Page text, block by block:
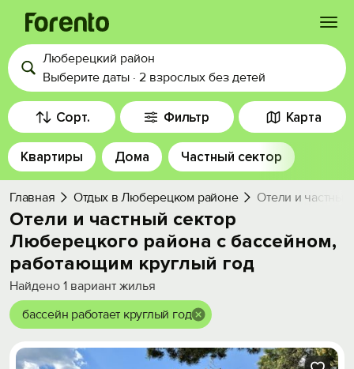
Войти
Избранное
История просмотра
Добавить свой объект
Люберецкий район
Выберите даты · 2 взрослых без детей
Сорт. Фильтр Карта
Квартиры Дома Частный сектор
Главная Отдых в Люберецком районе Отели и
Отели и частный сектор
Люберецкого района с бассейном,
работающим круглый год
Найдено 1 вариант жилья
бассейн работает круглый год